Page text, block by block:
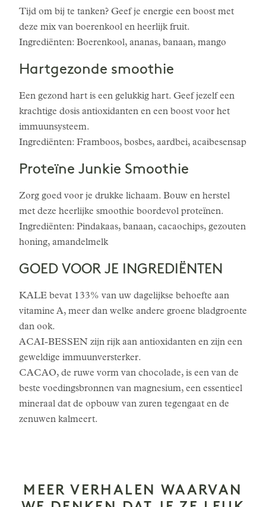
Tijd om bij te tanken? Geef je energie een boost met
deze mix van boerenkool en heerlijk fruit.
Ingrediënten: Boerenkool, ananas, banaan, mango
Hartgezonde smoothie
Een gezond hart is een gelukkig hart. Geef jezelf een
krachtige dosis antioxidanten en een boost voor het
immuunsysteem.
Ingrediënten: Framboos, bosbes, aardbei, acaibesensap
Proteïne Junkie Smoothie
Zorg goed voor je drukke lichaam. Bouw en herstel
met deze heerlijke smoothie boordevol proteïnen.
Ingrediënten: Pindakaas, banaan, cacaochips, gezouten
honing, amandelmelk
GOED VOOR JE INGREDIËNTEN
KALE bevat 133% van uw dagelijkse behoefte aan
vitamine A, meer dan welke andere groene bladgroente
dan ook.
ACAI-BESSEN zijn rijk aan antioxidanten en zijn een
geweldige immuunversterker.
CACAO, de ruwe vorm van chocolade, is een van de
beste voedingsbronnen van magnesium, een essentieel
mineraal dat de opbouw van zuren tegengaat en de
zenuwen kalmeert.
MEER VERHALEN WAARVAN